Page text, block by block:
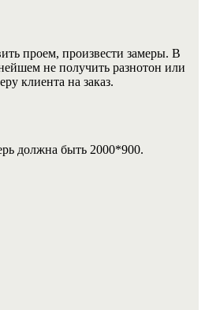
проем, произвести замеры. В
не получить разнотон или
клиента на заказ.
должна быть 2000*900.